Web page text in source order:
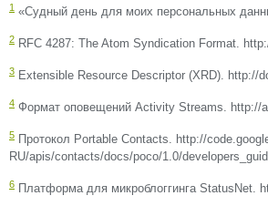
1 «Судный день для моих персональных
2 RFC 4287: The Atom Syndication Format.
3 Extensible Resource Descriptor (XRD). http://
4 Формат оповещений Activity Streams. http://
5 Протокол Portable Contacts. http://
RU/apis/contacts/docs/poco/1.0/
6 Платформа для микроблоггинга StatusNet.